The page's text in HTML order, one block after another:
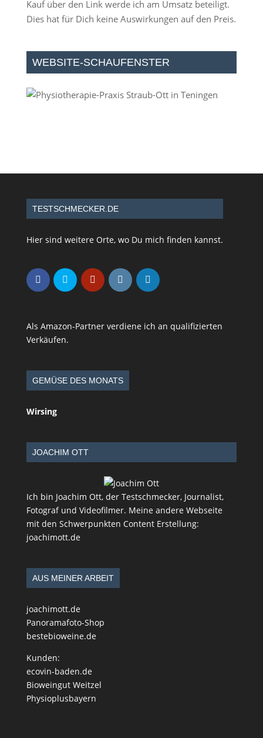
Kauf über den Link werde ich am Umsatz beteiligt.
Dies hat für Dich keine Auswirkungen auf den Preis.
WEBSITE-SCHAUFENSTER
TESTSCHMECKER.DE
Hier sind weitere Orte, wo Du mich finden kannst.
Als Amazon-Partner verdiene ich an qualifizierten
Verkäufen.
GEMÜSE DES MONATS
Wirsing
JOACHIM OTT
Ich bin Joachim Ott, der Testschmecker, Journalist,
Fotograf und Videofilmer. Meine andere Webseite
mit den Schwerpunkten Content Erstellung:
joachimott.de
AUS MEINER ARBEIT
joachimott.de
Panoramafoto-Shop
bestebioweine.de
Kunden:
ecovin-baden.de
Bioweingut Weitzel
Physioplusbayern